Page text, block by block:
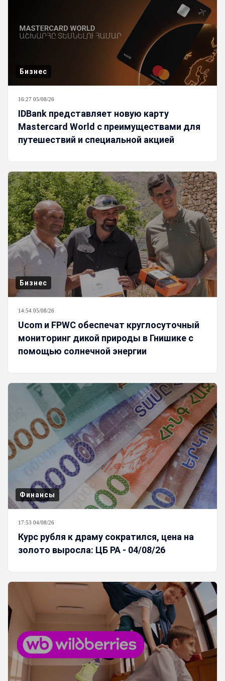
Бизнес
16:27 05/08/26
IDBank представляет новую карту
Mastercard World с преимуществами для
путешествий и специальной акцией
Бизнес
14:54 05/08/26
Ucom и FPWC обеспечат круглосуточный
мониторинг дикой природы в Гнишике с
помощью солнечной энергии
Финансы
17:53 04/08/26
Курс рубля к драму сократился, цена на
золото выросла: ЦБ РА - 04/08/26